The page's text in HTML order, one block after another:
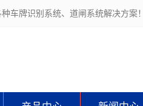
车牌识别系统、道闸系统解决方案！